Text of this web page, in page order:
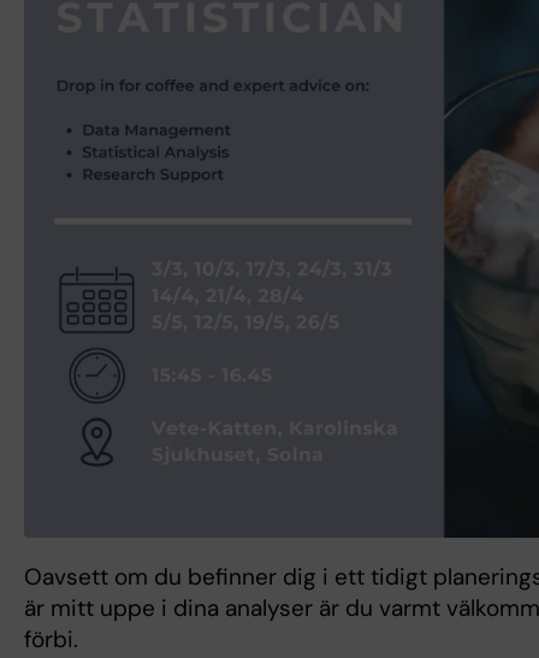
Oavsett om du befinner dig i ett tidigt
är mitt uppe i dina analyser är du varmt
förbi.